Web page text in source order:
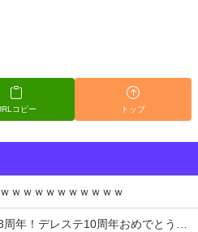
コピー トップ
ｗｗｗｗｗｗｗｗｗｗ
とう！ガチャ更新SSR八神マキノ・イベントSRイヴ、SR望月聖！